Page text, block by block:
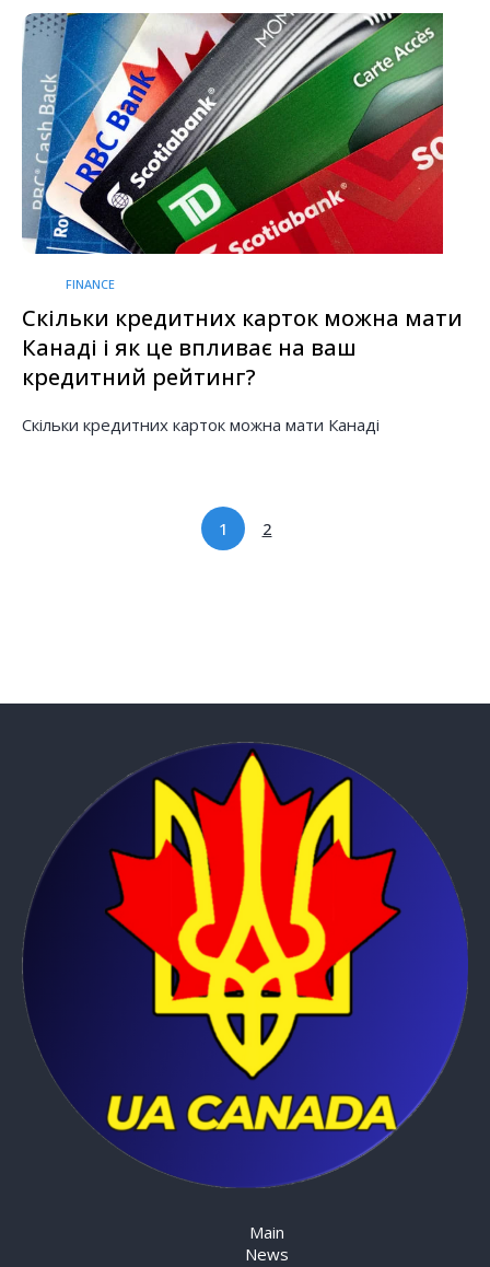
FINANCE
Скільки кредитних карток можна мати
Канаді і як це впливає на ваш
кредитний рейтинг?
Скільки кредитних карток можна мати Канаді
1 2
Main
News